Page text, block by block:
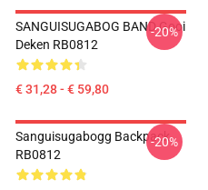
SANGUISUGABOG BAND Gooi
Deken RB0812
€ 31,28 - € 59,80
-20%
Sanguisugabogg Backpack
RB0812
-20%